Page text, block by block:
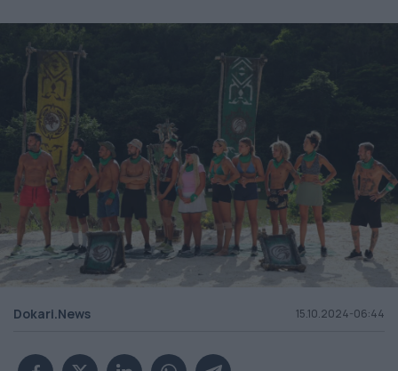
Dokari.News 15.10.2024-06:44